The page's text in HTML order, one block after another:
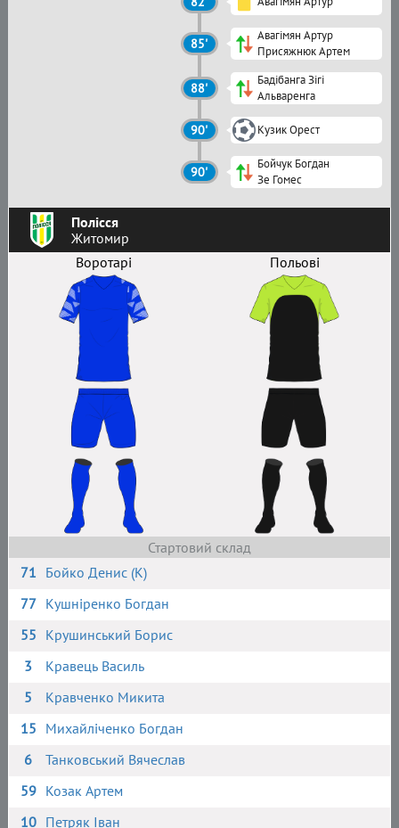
Полісся
Житомир
Воротарі
Польові
Стартовий склад
71 Бойко Денис (К)
77 Кушніренко Богдан
55 Крушинський Борис
3
Кравець Василь
5
Кравченко Микита
15 Михайліченко Богдан
6
Танковський Вячеслав
59 Козак Артем
10 Петряк Іван
85'
Авагімян Артур
Присяжнюк Артем
88'
Бадібанга Зігі
Альваренга
90' Кузик Орест
90'
Бойчук Богдан
Зе Гомес